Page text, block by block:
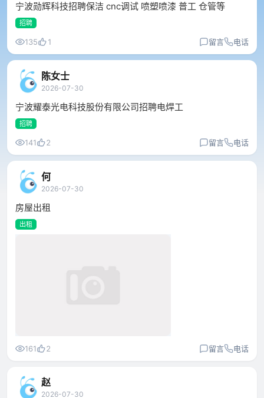
宁波勋辉科技招聘保洁 cnc调试 喷塑喷漆 普工 仓管等
招聘
135 1 留言 电话
陈女士
2026-07-30
宁波耀泰光电科技股份有限公司招聘电焊工
招聘
141 2 留言 电话
何
2026-07-30
房屋出租
出租
161 2 留言 电话
赵
2026-07-30